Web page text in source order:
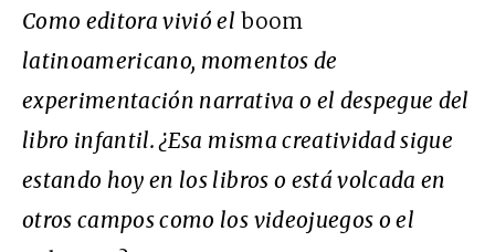
Como editora vivió el boom
latinoamericano, momentos de
experimentación narrativa o el despegue del
libro infantil. ¿Esa misma creatividad sigue
estando hoy en los libros o está volcada en
otros campos como los videojuegos o el